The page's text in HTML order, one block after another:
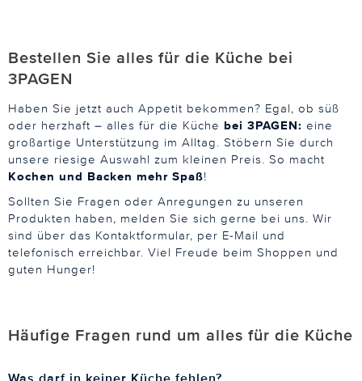
Bestellen Sie alles für die Küche bei
3PAGEN
Haben Sie jetzt auch Appetit bekommen? Egal, ob süß
oder herzhaft – alles für die Küche bei 3PAGEN: eine
großartige Unterstützung im Alltag. Stöbern Sie durch
unsere riesige Auswahl zum kleinen Preis. So macht
Kochen und Backen mehr Spaß!
Sollten Sie Fragen oder Anregungen zu unseren
Produkten haben, melden Sie sich gerne bei uns. Wir
sind über das Kontaktformular, per E-Mail und
telefonisch erreichbar. Viel Freude beim Shoppen und
guten Hunger!
Häufige Fragen rund um alles für die Küche